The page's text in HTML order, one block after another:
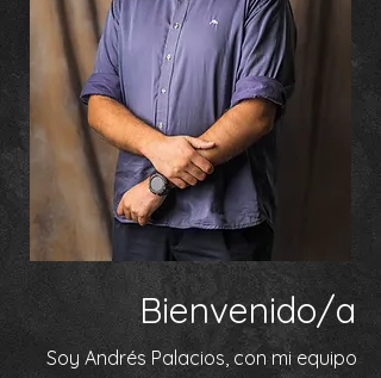
Bienvenido/a
Soy Andrés Palacios, con mi equipo